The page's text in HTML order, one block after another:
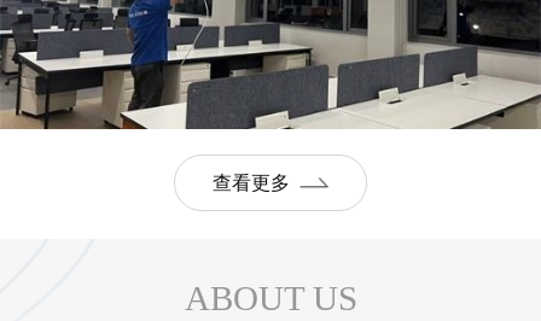
查看更多
ABOUT US